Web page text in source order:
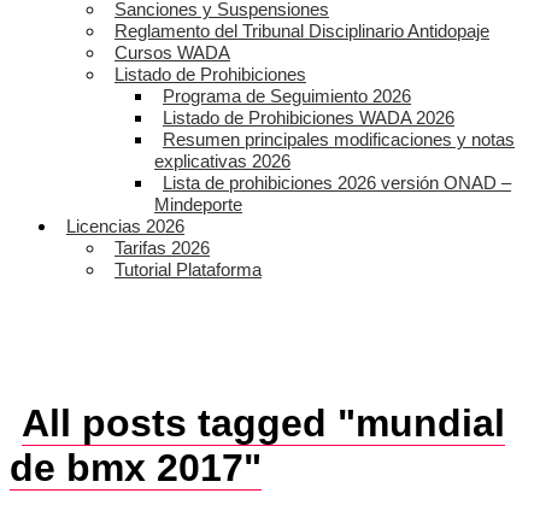
Sanciones y Suspensiones
Reglamento del Tribunal Disciplinario Antidopaje
Cursos WADA
Listado de Prohibiciones
Programa de Seguimiento 2026
Listado de Prohibiciones WADA 2026
Resumen principales modificaciones y notas
explicativas 2026
Lista de prohibiciones 2026 versión ONAD –
Mindeporte
Licencias 2026
Tarifas 2026
Tutorial Plataforma
All posts tagged "mundial
de bmx 2017"